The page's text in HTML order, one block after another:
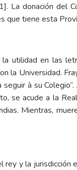
. La donación del
que tiene esta
la utilidad en las
la Universidad.
à su
se acude a la
Mientras,
y la jurisdicción